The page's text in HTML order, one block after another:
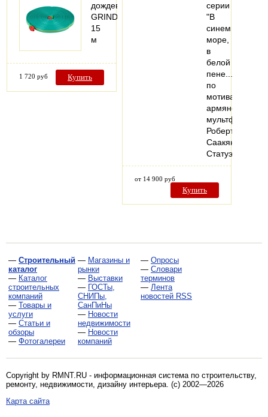
дождеватель
GRINDA,
15
м
1 720 руб Купить
серии
"В
синем
море,
в
белой
пене..."
по
мотивам
армянского
мультфильма
Роберта
Саакянца.
Статуэтка…
от 14 900 руб
Купить
— Строительный
каталог
— Каталог
строительных
компаний
— Товары и
услуги
— Статьи и
обзоры
— Фотогалереи
— Магазины и
рынки
— Выставки
— ГОСТы,
СНИПы,
СанПиНы
— Новости
недвижимости
— Новости
компаний
— Опросы
— Словари
терминов
— Лента
новостей RSS
Copyright by RMNT.RU - информационная система по строительству,
ремонту, недвижимости, дизайну интерьера. (c) 2002—2026
Карта сайта